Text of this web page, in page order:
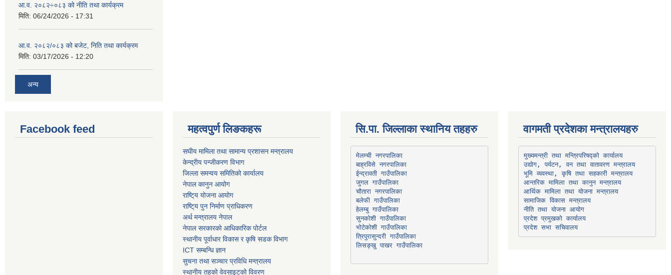
आ.व. २०८२÷०८३ को नीति तथा कार्यक्रम
मिति: 06/24/2026 - 17:31
आ.व. २०८२/०८३ को बजेट, निति तथा कार्यक्रम
मिति: 03/17/2026 - 12:20
अन्य
Facebook feed महत्वपुर्ण लिङकहरू
स‌घीय मामिला तथा सामान्य प्रशासन मन्त्रालय
केन्द्रीय पन्जीकरण विभाग
जिल्ला समन्वय समितिको कार्यालय
नेपाल कानुन आयोग
राष्टि्य योजना आयोग
राष्टि्य पुन निर्माण प्राधिकरण
अर्थ मन्त्रालय नेपाल
नेपाल सरकारको आधिकारिक पोर्टल
स्थानीय पूर्वाधार विकास र कृषि सडक विभाग
ICT सम्बन्धि ज्ञान
सुचना तथा सञ्चार प्रविधि मन्त्रालय
स्थानीय तहको वेवसाइटको विवरण
सि.पा. जिल्लाका स्थानिय तहहरु
मेलम्ची नगरपालिका
बाह्रविसे नगरपालिका
ईन्द्रावती गाउँपालिका
जुगल गाउँपालिका
चौतारा नगरपालिका
बलेफी गाउँपालिका
हेलम्बु गाउँपालिका
सुनकोशी गाउँपालिका
भोटेकोशी गाउँपालिका
त्रिपुरासुन्दरी गाउँपालिका
लिसङ्खु पाखर गाउँपालिका
वागमती प्रदेशका मन्त्रालयहरु
मुख्यमन्त्री तथा मन्त्रिपरिषद्को कार्यालय
उद्योग, पर्यटन, वन तथा वातावरण मन्त्रालय
भूमि व्यवस्था, कृषि तथा सहकारी मन्त्रालय
आन्तरिक मामिला तथा कानुन मन्त्रालय
आर्थिक मामिला तथा योजना मन्त्रालय
सामाजिक विकास मन्त्रालय
नीति तथा योजना आयोग
प्रदेश प्रमुखको कार्यालय
प्रदेश सभा सचिवालय